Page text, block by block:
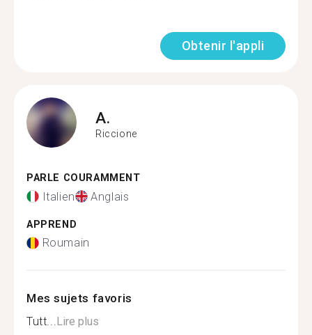
Obtenir l'appli
A.
Riccione
PARLE COURAMMENT
Italien Anglais
APPREND
Roumain
Mes sujets favoris
Tutt...Lire plus